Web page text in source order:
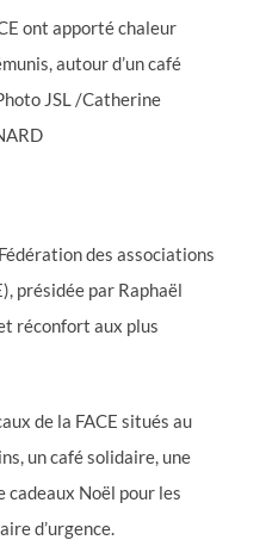
ont apporté chaleur
autour d’un café
JSL /Catherine
des associations
présidée par Raphaël
réconfort aux plus
de la FACE situés au
un café solidaire, une
Noël pour les
d’urgence.